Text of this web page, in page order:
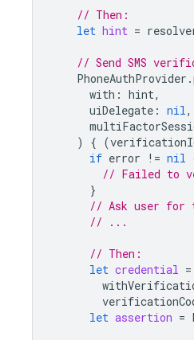
// Then:
let hint =
// Send SMS
PhoneAuthProvider .
with : hint,
uiDelegate : nil ,
)
{ (
if error != nil
// Failed to
}
// Ask user for
// ...
// Then:
let credential =
let assertion =